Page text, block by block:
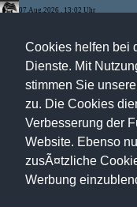
Cookies helfen bei
Dienste. Mit
stimmen Sie
zu. Die Cookies
Verbesserung der
Website. Ebenso
zusÃ¤tzliche
Werbung
07.Aug.2026 , 13:02 Uhr